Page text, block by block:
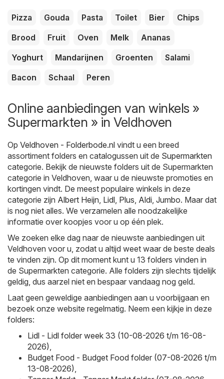
Pizza Gouda Pasta Toilet Bier
Chips
Brood
Fruit Oven Melk
Ananas
Yoghurt
Mandarijnen Groenten
Salami
Bacon
Schaal Peren
Online aanbiedingen van winkels »
Supermarkten » in Veldhoven
Op Veldhoven - Folderbode.nl vindt u een breed
assortiment folders en catalogussen uit de Supermarkten
categorie. Bekijk de nieuwste folders uit de Supermarkten
categorie in Veldhoven, waar u de nieuwste promoties en
kortingen vindt. De meest populaire winkels in deze
categorie zijn Albert Heijn, Lidl, Plus, Aldi, Jumbo. Maar dat
is nog niet alles. We verzamelen alle noodzakelijke
informatie over koopjes voor u op één plek.
We zoeken elke dag naar de nieuwste aanbiedingen uit
Veldhoven voor u, zodat u altijd weet waar de beste deals
te vinden zijn. Op dit moment kunt u 13 folders vinden in
de Supermarkten categorie. Alle folders zijn slechts tijdelijk
geldig, dus aarzel niet en bespaar vandaag nog geld.
Laat geen geweldige aanbiedingen aan u voorbijgaan en
bezoek onze website regelmatig. Neem een kijkje in deze
folders:
Lidl - Lidl folder week 33 (10-08-2026 t/m 16-08-
2026),
Budget Food - Budget Food folder (07-08-2026 t/m
13-08-2026),